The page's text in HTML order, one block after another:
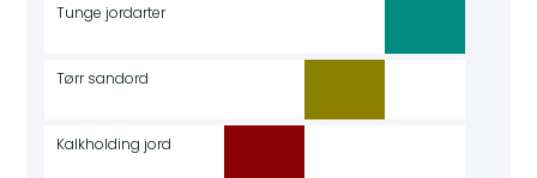
Tunge jordarter
Tørr sandord
Kalkholding jord